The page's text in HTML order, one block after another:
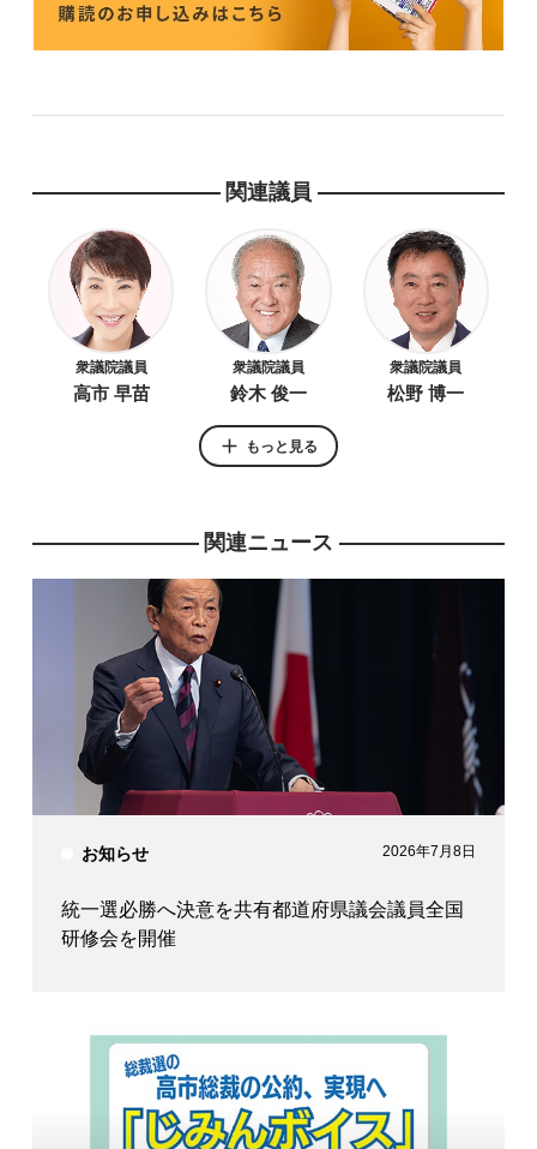
関連議員
衆議院議員
高市 早苗
衆議院議員
鈴木 俊一
衆議院議員
松野 博一
もっと見る
関連ニュース
お知らせ 2026年7月8日
統一選必勝へ決意を共有都道府県議会議員全国
研修会を開催